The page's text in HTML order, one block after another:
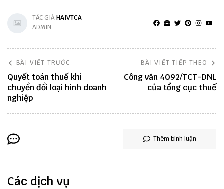
TÁC GIẢHAIVTCA
ADMIN
BÀI VIẾT TRƯỚC
Quyết toán thuế khi
chuyển đổi loại hình doanh
nghiệp
BÀI VIẾT TIẾP THEO
Công văn 4092/TCT-DNL
của tổng cục thuế
Thêm bình luận
Các dịch vụ